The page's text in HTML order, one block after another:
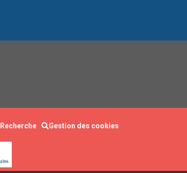
Recherche Gestion des cookies